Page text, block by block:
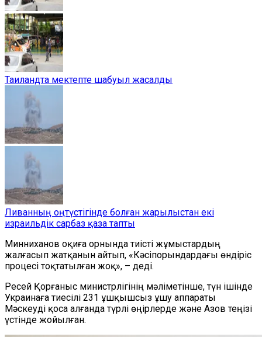
Таиландта мектепте шабуыл жасалды
Ливанның оңтүстігінде болған жарылыстан екі
израильдік сарбаз қаза тапты
Минниханов оқиға орнында тиісті жұмыстардың
жалғасып жатқанын айтып, «Кәсіпорындардағы өндіріс
процесі тоқтатылған жоқ», – деді.
Ресей Қорғаныс министрлігінің мәліметінше, түн ішінде
Украинаға тиесілі 231 ұшқышсыз ұшу аппараты
Мәскеуді қоса алғанда түрлі өңірлерде және Азов теңізі
үстінде жойылған.